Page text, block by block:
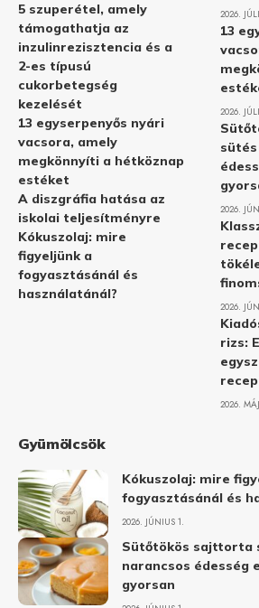
5 szuperétel, amely
támogathatja az
inzulinrezisztencia és a
2-es típusú
cukorbetegség
kezelését
13 egyserpenyős nyári
vacsora, amely
megkönnyíti a hétköznap
estéket
A diszgráfia hatása az
iskolai teljesítményre
Kókuszolaj: mire
figyeljünk a
fogyasztásánál és
használatánál?
2026.
13
2026.
2026.
2026.
rizs:
2026.
Gyümölcsök
Kókuszolaj: mire
fogyasztásánál és
2026. JÚNIUS 1.
Sütőtökös sajttorta
narancsos édesség
gyorsan